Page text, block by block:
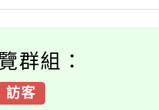
群組：
訪客